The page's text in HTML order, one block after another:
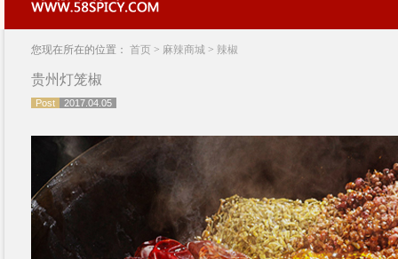
您现在所在的位置： 首页 > 麻辣商城 > 辣椒
贵州灯笼椒
Post 2017.04.05